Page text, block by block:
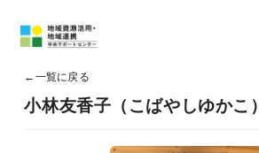
← 一覧に戻る
小林友香子（こばやしゆかこ）